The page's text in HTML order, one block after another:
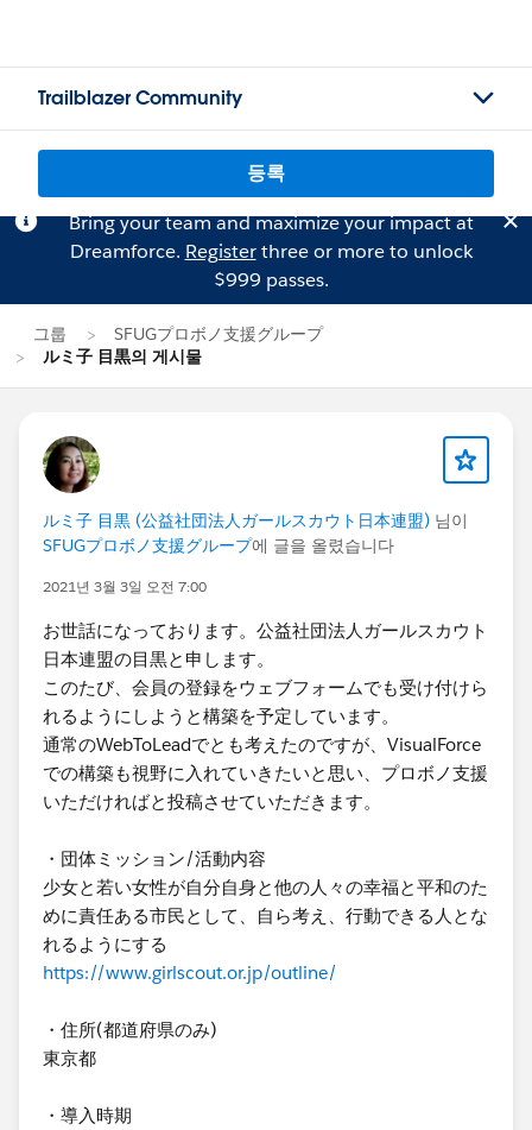
Trailblazer Community
등록
Bring your team and maximize your impact at
Dreamforce. Registerthree or more to unlock
$999 passes.
그룹
SFUGプロボノ支援グループ
ルミ子 目黒의 게시물
ルミ子 目黒 (公益社団法人ガールスカウト日本連盟) 님이
SFUGプロボノ支援グループ에 글을 올렸습니다
2021년 3월 3일 오전 7:00
お世話になっております。公益社団法人ガールスカウト
日本連盟の目黒と申します。
このたび、会員の登録をウェブフォームでも受け付けら
れるようにしようと構築を予定しています。
通常のWebToLeadでとも考えたのですが、VisualForce
での構築も視野に入れていきたいと思い、プロボノ支援
いただければと投稿させていただきます。
・団体ミッション/活動内容
少女と若い女性が自分自身と他の人々の幸福と平和のた
めに責任ある市民として、自ら考え、行動できる人とな
れるようにする
https://www.girlscout.or.jp/outline/
・住所(都道府県のみ)
東京都
・導入時期